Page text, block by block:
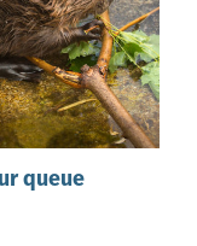
queue